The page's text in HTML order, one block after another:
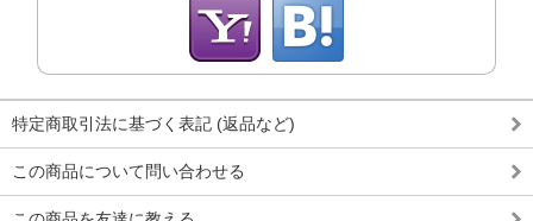
特定商取引法に基づく表記 (返品など)
この商品について問い合わせる